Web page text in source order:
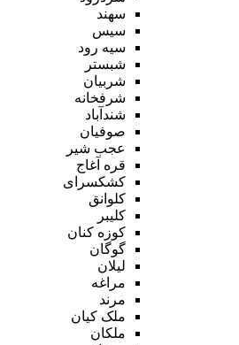
سهند
سیس
سیه رود
شبستر
شربیان
شرفخانه
شندآباد
صوفیان
عجب شیر
قره آغاج
کشکسرای
کلوانق
کلیبر
کوزه کنان
گوگان
لیلان
مراغه
مرند
ملک کیان
ملکان